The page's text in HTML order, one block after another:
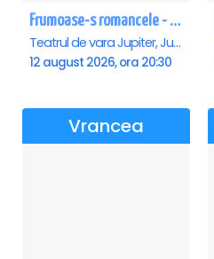
Frumoase-s romancele - Jupiter
Teatrul de vara Jupiter, Jupiter
12 august 2026, ora 20:30
Vrancea